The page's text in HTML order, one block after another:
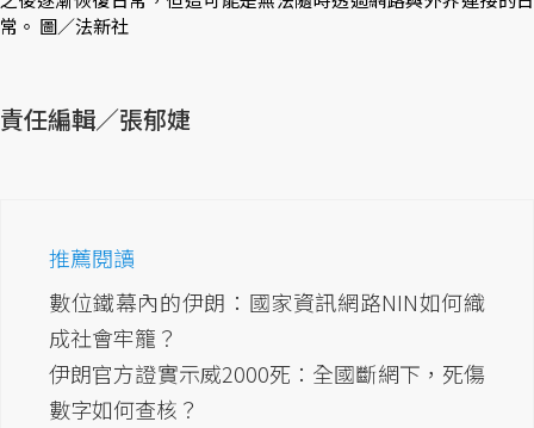
常。 圖／法新社
責任編輯／張郁婕
推薦閱讀
數位鐵幕內的伊朗：國家資訊網路NIN如何織
成社會牢籠？
伊朗官方證實示威2000死：全國斷網下，死傷
數字如何查核？